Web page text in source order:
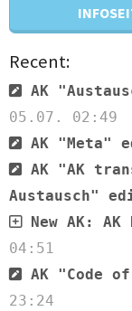
Recent:
AK
05.07. 02:49
AK "Meta"
AK "AK
Austausch"
New AK:
04:51
AK "Code
23:24